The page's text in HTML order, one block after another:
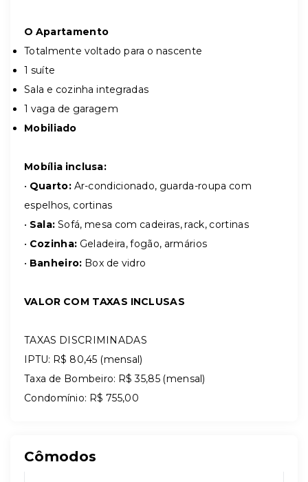
O Apartamento
Totalmente voltado para o nascente
1 suíte
Sala e cozinha integradas
1 vaga de garagem
Mobiliado
Mobília inclusa:
• Quarto:Ar-condicionado, guarda-roupa com
espelhos, cortinas
• Sala: Sofá, mesa com cadeiras, rack, cortinas
• Cozinha: Geladeira, fogão, armários
• Banheiro: Box de vidro
VALOR COM TAXAS INCLUSAS
TAXAS DISCRIMINADAS
IPTU: R$ 80,45 (mensal)
Taxa de Bombeiro: R$ 35,85 (mensal)
Condomínio: R$ 755,00
Cômodos